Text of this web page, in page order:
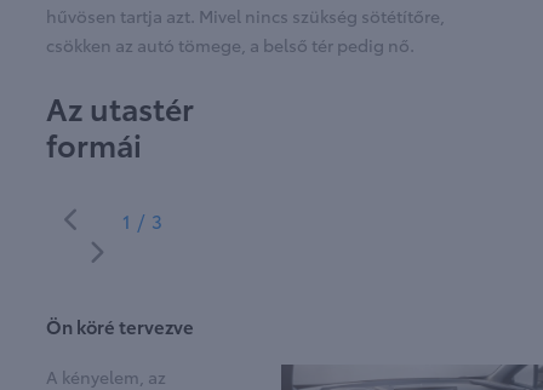
hűvösen tartja azt. Mivel nincs szükség sötétítőre,
csökken az autó tömege, a belső tér pedig nő.
Az utastér
formái
1/3
Ön köré tervezve
A kényelem, az